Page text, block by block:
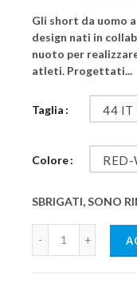
Gli short da uomo
design nati in
nuoto per
atleti. Progettati...
Taglia 44 IT
Colore
SBRIGATI, SONO